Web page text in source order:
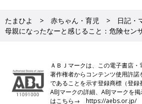
たまひよ 赤ちゃん・育児 日記・
母親になったなーと感じること：危険セン
ＡＢＪマークは、この電子書店・
著作権者からコンテンツ使用許
であることを示す登録商標（登録
ABJマークの詳細、ABJマークを
はこちら→https://aebs.or.jp/